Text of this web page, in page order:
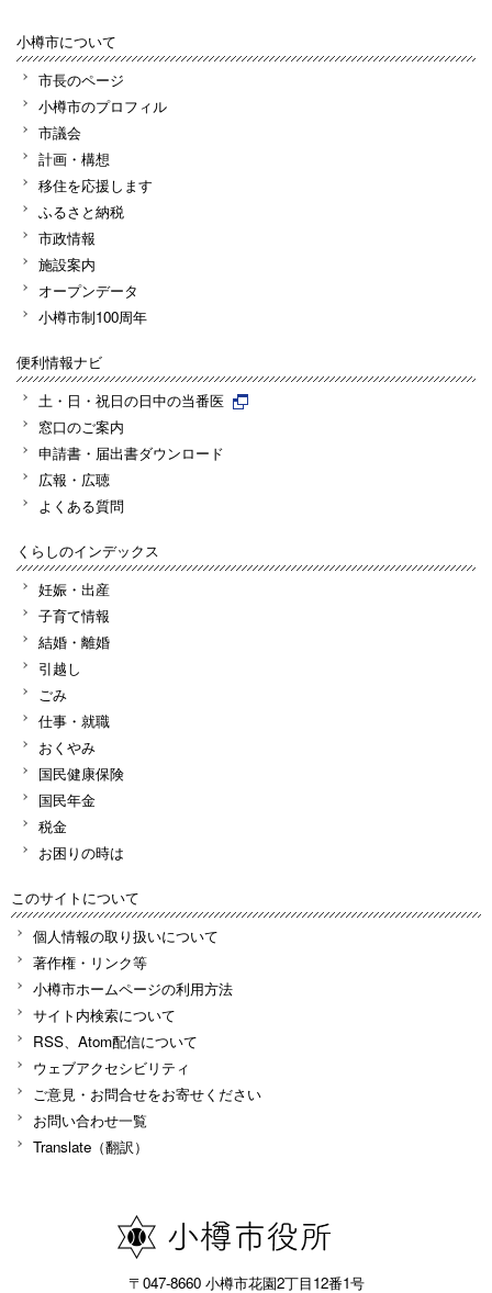
小樽市について
市長のページ
小樽市のプロフィル
市議会
計画・構想
移住を応援します
ふるさと納税
市政情報
施設案内
オープンデータ
小樽市制100周年
便利情報ナビ
土・日・祝日の日中の当番医
窓口のご案内
申請書・届出書ダウンロード
広報・広聴
よくある質問
くらしのインデックス
妊娠・出産
子育て情報
結婚・離婚
引越し
ごみ
仕事・就職
おくやみ
国民健康保険
国民年金
税金
お困りの時は
このサイトについて
個人情報の取り扱いについて
著作権・リンク等
小樽市ホームページの利用方法
サイト内検索について
RSS、Atom配信について
ウェブアクセシビリティ
ご意見・お問合せをお寄せください
お問い合わせ一覧
Translate（翻訳）
〒047-8660 小樽市花園2丁目12番1号